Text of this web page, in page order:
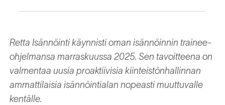
Retta Isännöinti käynnisti oman isännöinnin trainee-
ohjelmansa marraskuussa 2025. Sen tavoitteena on
valmentaa uusia proaktiivisia kiinteistönhallinnan
ammattilaisia isännöintialan nopeasti muuttuvalle
kentälle.